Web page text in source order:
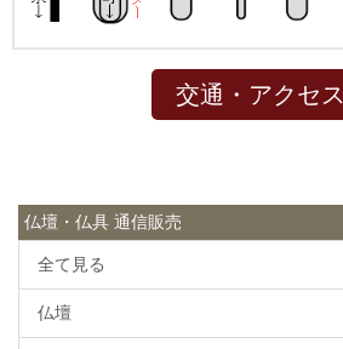
交通・アクセス
仏壇・仏具 通信販売
全て見る
仏壇